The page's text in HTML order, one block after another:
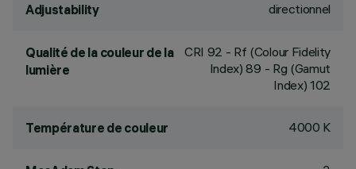
Adjustability directionnel
Qualité de la couleur de la
lumière
CRI 92 - Rf (Colour Fidelity
Index) 89 - Rg (Gamut
Index) 102
Température de couleur 4000 K